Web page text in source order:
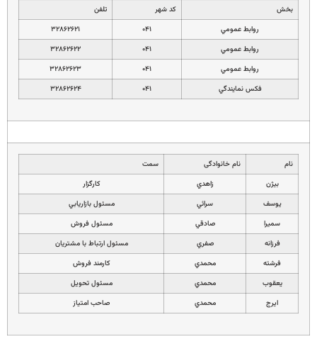
بخش کد شهر
تلفن
روابط عمومي
۰۴۱
۳۲۸۶۲۶۲۱
روابط عمومي
۰۴۱
۳۲۸۶۲۶۲۲
روابط عمومي
۰۴۱
۳۲۸۶۲۶۲۳
فكس نمايندگي
۰۴۱ ۳۲۸۶۲۶۲۴
نام نام خانوادگی
سمت
بيژن
زاهدي
كارگزار
يوسف
سرائي
مسئول بازاريابي
سميرا
صادقي
مسئول فروش
فرزانه
صفري
مسئول ارتباط با مشتريان
فرشته
محمدي
كارمند فروش
يعقوب
محمدي
مسئول تحويل
ايرج
محمدي صاحب امتياز